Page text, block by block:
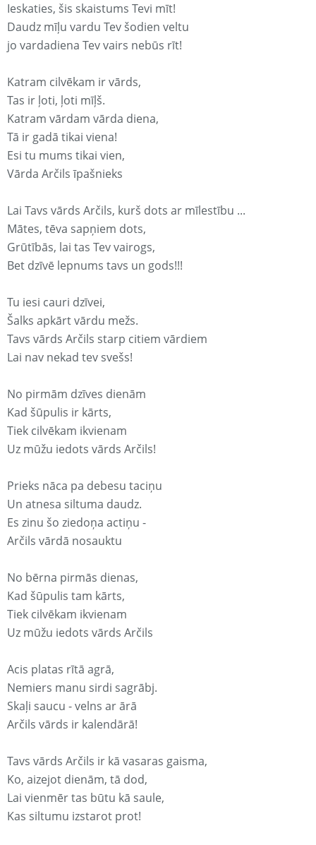
Ieskaties, šis skaistums Tevi mīt!
Daudz mīļu vardu Tev šodien veltu
jo vardadiena Tev vairs nebūs rīt!
Katram cilvēkam ir vārds,
Tas ir ļoti, ļoti mīļš.
Katram vārdam vārda diena,
Tā ir gadā tikai viena!
Esi tu mums tikai vien,
Vārda Arčils īpašnieks
Lai Tavs vārds Arčils, kurš dots ar mīlestību ...
Mātes, tēva sapņiem dots,
Grūtībās, lai tas Tev vairogs,
Bet dzīvē lepnums tavs un gods!!!
Tu iesi cauri dzīvei,
Šalks apkārt vārdu mežs.
Tavs vārds Arčils starp citiem vārdiem
Lai nav nekad tev svešs!
No pirmām dzīves dienām
Kad šūpulis ir kārts,
Tiek cilvēkam ikvienam
Uz mūžu iedots vārds Arčils!
Prieks nāca pa debesu taciņu
Un atnesa siltuma daudz.
Es zinu šo ziedoņa actiņu -
Arčils vārdā nosauktu
No bērna pirmās dienas,
Kad šūpulis tam kārts,
Tiek cilvēkam ikvienam
Uz mūžu iedots vārds Arčils
Acis platas rītā agrā,
Nemiers manu sirdi sagrābj.
Skaļi saucu - velns ar ārā
Arčils vārds ir kalendārā!
Tavs vārds Arčils ir kā vasaras gaisma,
Ko, aizejot dienām, tā dod,
Lai vienmēr tas būtu kā saule,
Kas siltumu izstarot prot!